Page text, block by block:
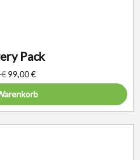
Pack
€ 99,00€